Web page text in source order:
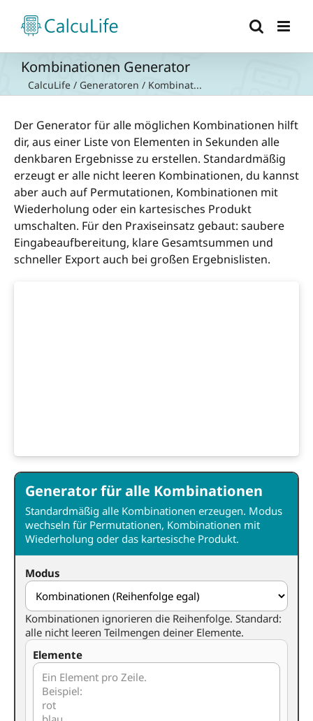
Inhalt
springen
Kombinationen Generator
CalcuLife / Generatoren / Kombinat...
Der Generator für alle möglichen Kombinationen hilft
dir, aus einer Liste von Elementen in Sekunden alle
denkbaren Ergebnisse zu erstellen. Standardmäßig
erzeugt er alle nicht leeren Kombinationen, du kannst
aber auch auf Permutationen, Kombinationen mit
Wiederholung oder ein kartesisches Produkt
umschalten. Für den Praxiseinsatz gebaut: saubere
Eingabeaufbereitung, klare Gesamtsummen und
schneller Export auch bei großen Ergebnislisten.
Generator für alle Kombinationen
Standardmäßig alle Kombinationen erzeugen. Modus
wechseln für Permutationen, Kombinationen mit
Wiederholung oder das kartesische Produkt.
Modus
Kombinationen ignorieren die Reihenfolge. Standard:
alle nicht leeren Teilmengen deiner Elemente.
Elemente